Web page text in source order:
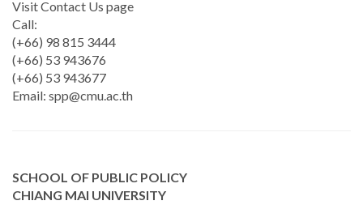
Visit Contact Us page
Call:
(+66) 98 815 3444
(+66) 53 943676
(+66) 53 943677
Email: spp@cmu.ac.th
SCHOOL OF PUBLIC POLICY
CHIANG MAI UNIVERSITY